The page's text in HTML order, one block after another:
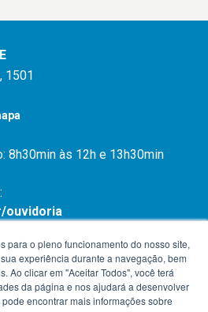
1501
8h30min às 12h e 13h30min
ouvidoria
para o pleno funcionamento do nosso site,
experiência durante a navegação, bem
Ao clicar em "Aceitar Todos", você terá
da página e nos ajudará a desenvolver
encontrar mais informações sobre